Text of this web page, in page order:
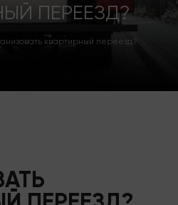
квартирный переезд?
ПЕРЕЕЗД?